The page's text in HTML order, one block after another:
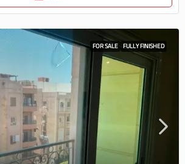
FOR SALE FULLY FINISHED